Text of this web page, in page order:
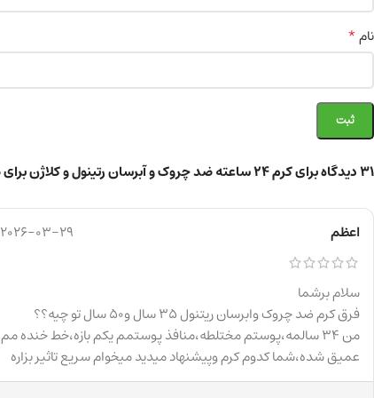
31 دیدگاه برای کرم ۲۴ ساعته ضد چروک و آبرسان رتینول و کلاژن برای صورت، گردن، دور چشم +35 سال
اعظم 2026-03-29
سلام برشما
فرق کرم ضد چروک وابرسان ریتنول ۳۵ سال و۵۰ سال تو چیه؟؟
من ۳۴ سالمه،پوستم مختلطه،منافذ پوستمم یکم بازه،خط خنده مم
عمیق شده،شما کدوم کرم وپیشنهاد میدید میخوام سریع تاثیر بزاره
نام*